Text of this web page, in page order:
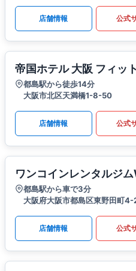
店舗情報 公式
帝国ホテル 大阪 フィッ
都島駅から徒歩14分
大阪市北区天満橋1-8-50
店舗情報 公式
ワンコインレンタルジ
都島駅から車で3分
大阪府大阪市都島区東野田町
店舗情報 公式